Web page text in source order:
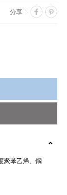
分享 :
聚苯乙烯、鋼